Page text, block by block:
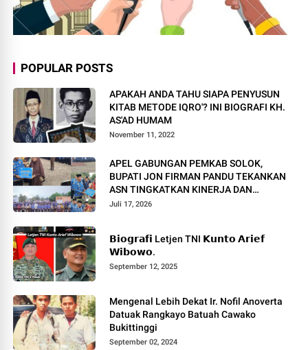
POPULAR POSTS
APAKAH ANDA TAHU SIAPA PENYUSUN
KITAB METODE IQRO'? INI BIOGRAFI KH.
AS'AD HUMAM
November 11, 2022
APEL GABUNGAN PEMKAB SOLOK,
BUPATI JON FIRMAN PANDU TEKANKAN
ASN TINGKATKAN KINERJA DAN
PELAYANAN MASYARAKAT.
Juli 17, 2026
𝗕𝗶𝗼𝗴𝗿𝗮𝗳𝗶 Letjen TNI 𝗞𝘂𝗻𝘁𝗼 𝗔𝗿𝗶𝗲𝗳
𝗪𝗶𝗯𝗼𝘄𝗼.
September 12, 2025
Mengenal Lebih Dekat Ir. Nofil Anoverta
Datuak Rangkayo Batuah Cawako
Bukittinggi
September 02, 2024